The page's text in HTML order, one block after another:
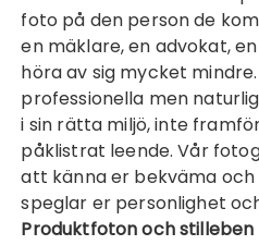
foto på den person de
en mäklare, en advokat,
höra av sig mycket
professionella men
i sin rätta miljö, inte
påklistrat leende. Vår
att känna er bekväma
speglar er personlighet
Produktfoton och